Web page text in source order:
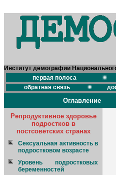
Институт демографии
первая полоса
обратная связь
Оглавление
Репродуктивное здоровье
подростков в
постсоветских странах
Сексуальная активность в
подростковом возрасте
Уровень подростковых
беременностей